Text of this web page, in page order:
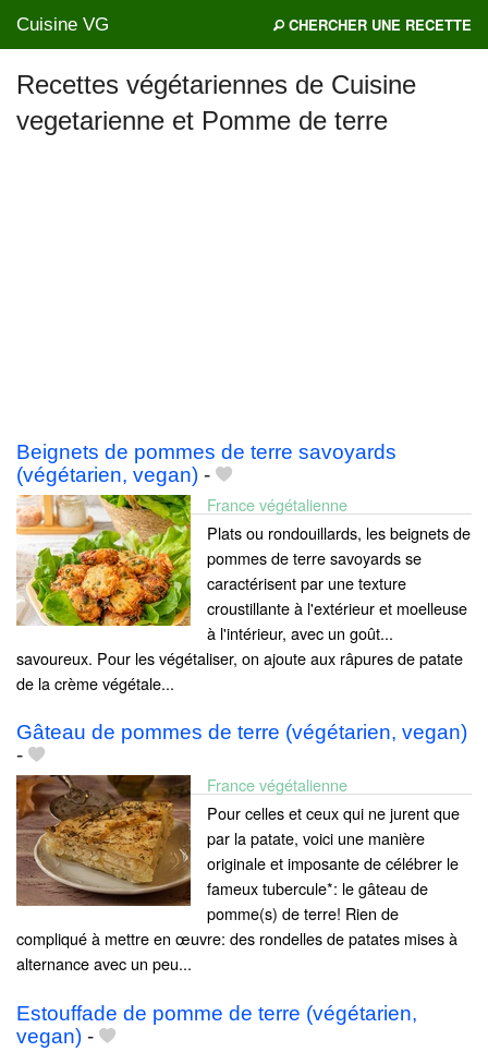
Cuisine VG CHERCHER UNE RECETTE
Mes blogs préférés
Recettes végétariennes de Cuisine
vegetarienne et Pomme de terre
Beignets de pommes de terre savoyards
(végétarien, vegan) -
France végétalienne
Plats ou rondouillards, les beignets de
pommes de terre savoyards se
caractérisent par une texture
croustillante à l'extérieur et moelleuse
à l'intérieur, avec un goût...
savoureux. Pour les végétaliser, on ajoute aux râpures de patate
de la crème végétale...
Gâteau de pommes de terre (végétarien, vegan)
-
France végétalienne
Pour celles et ceux qui ne jurent que
par la patate, voici une manière
originale et imposante de célébrer le
fameux tubercule*: le gâteau de
pomme(s) de terre! Rien de
compliqué à mettre en œuvre: des rondelles de patates mises à
alternance avec un peu...
Estouffade de pomme de terre (végétarien,
vegan) -